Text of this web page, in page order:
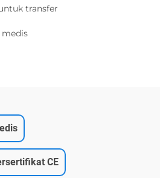
transfer
medis
CE